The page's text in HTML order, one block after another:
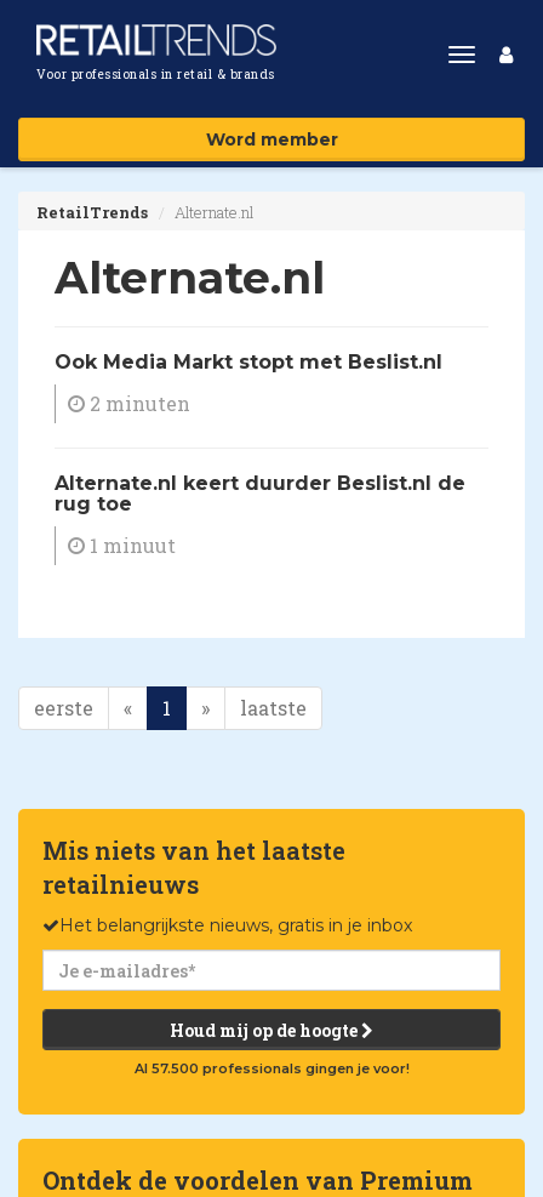
Voor professionals in retail & brands
Toggle
Word member
RetailTrends Alternate.nl
Alternate.nl
​Ook Media Markt stopt met Beslist.nl
2 minuten
​Alternate.nl keert duurder Beslist.nl de
rug toe
1 minuut
eerste « 1 » laatste
Mis niets van het laatste
retailnieuws
Het belangrijkste nieuws, gratis in je inbox
Houd mij op de hoogte
Al 57.500 professionals gingen je voor!
Ontdek de voordelen van Premium